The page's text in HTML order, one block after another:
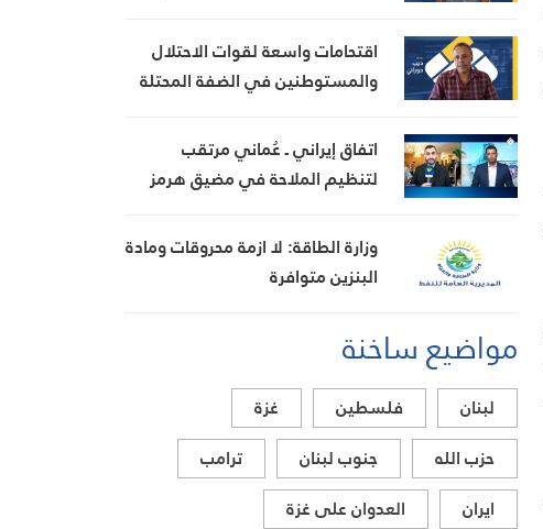
اقتحامات واسعة لقوات الاحتلال
والمستوطنين في الضفة المحتلة
اتفاق إيراني ـ عُماني مرتقب
لتنظيم الملاحة في مضيق هرمز
وزارة الطاقة: لا ازمة محروقات ومادة
البنزين متوافرة
مواضيع ساخنة
لبنان فلسطين
غزة
حزب الله
جنوب لبنان
ترامب
ايران
العدوان على غزة